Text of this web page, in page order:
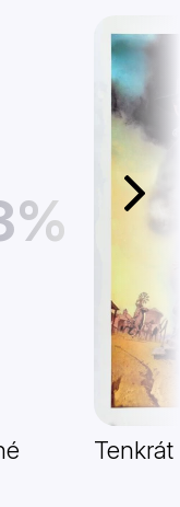
Další